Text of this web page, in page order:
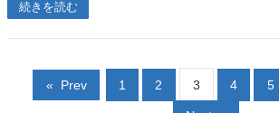
続きを読む
« Prev 1 2 3 4 5